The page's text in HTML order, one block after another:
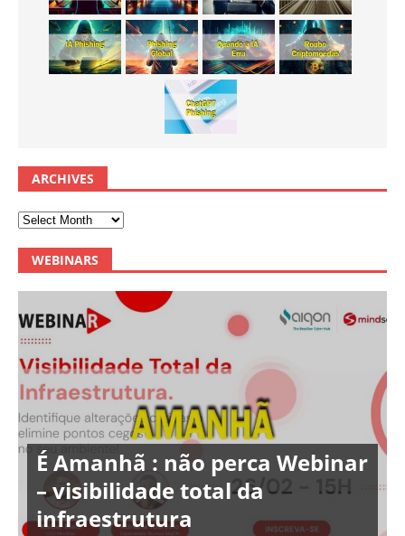
ARCHIVES
WEBINARS
É Amanhã : não perca Webinar
– visibilidade total da
infraestrutura